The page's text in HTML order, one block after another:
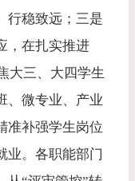
行稳致远；三是
，在扎实推进
大三、大四学生
、微专业、产业
准补强学生岗位
业。各职能部门